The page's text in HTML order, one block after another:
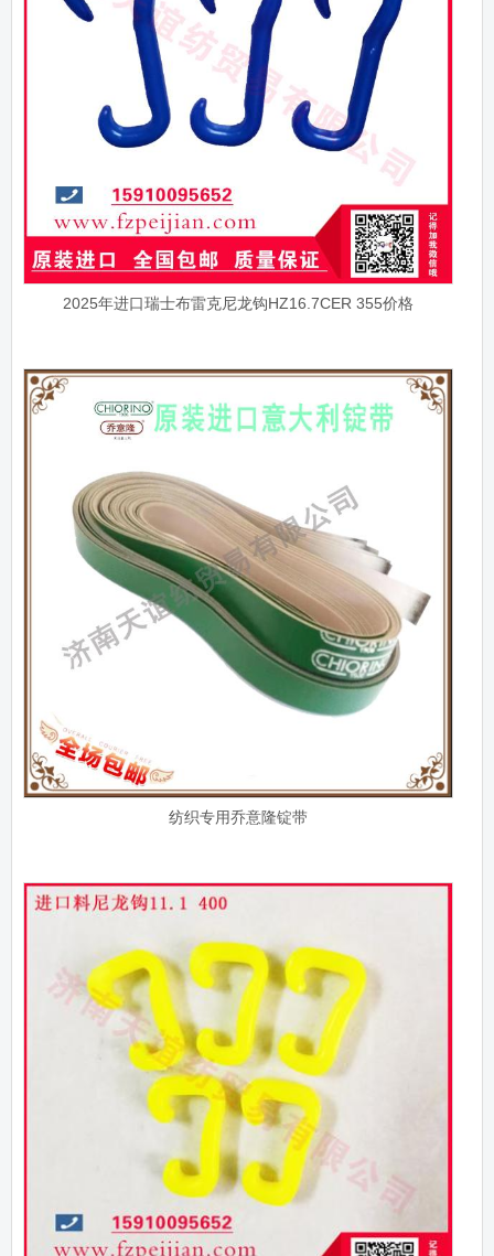
2025年进口瑞士布雷克尼龙钩HZ16.7CER 355价格
纺织专用乔意隆锭带